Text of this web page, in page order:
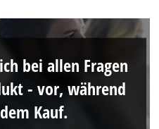
bei allen Fragen
- vor, während
Kauf.